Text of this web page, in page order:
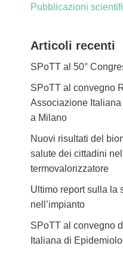
Pubblicazioni
Articoli recenti
SPoTT al 50°
SPoTT al convegno
Associazione
a Milano
Nuovi risultati del
salute dei cittadini
termovalorizzatore
Ultimo report sulla la
nell’impianto
SPoTT al convegno
Italiana di